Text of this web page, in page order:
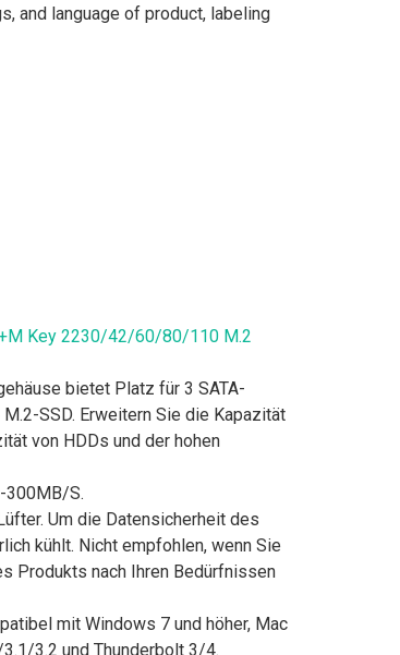
and language of product, labeling
Key 2230/42/60/80/110 M.2
bietet Platz für 3 SATA-
SSD. Erweitern Sie die Kapazität
von HDDs und der hohen
300MB/S.
Um die Datensicherheit des
kühlt. Nicht empfohlen, wenn Sie
Produkts nach Ihren Bedürfnissen
mit Windows 7 und höher, Mac
3.2 und Thunderbolt 3/4.